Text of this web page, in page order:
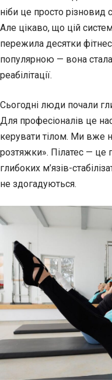
ніби це просто різновид
Але цікаво, що цій
пережила десятки
популярною — вона
реабілітації.
Сьогодні люди почали
Для професіоналів це
керувати тілом. Ми вже
розтяжки». Пілатес — це
глибоких м’язів-
не здогадуються.